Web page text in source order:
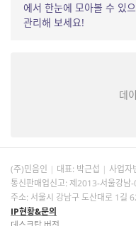
에서 한눈에 모아볼 수 있
관리해 보세요!
데
(주)민음인 대표: 박근섭 사업자
통신판매업신고: 제2013-서울강남
주소: 서울시 강남구 도산대로 1길
IP현황&문의